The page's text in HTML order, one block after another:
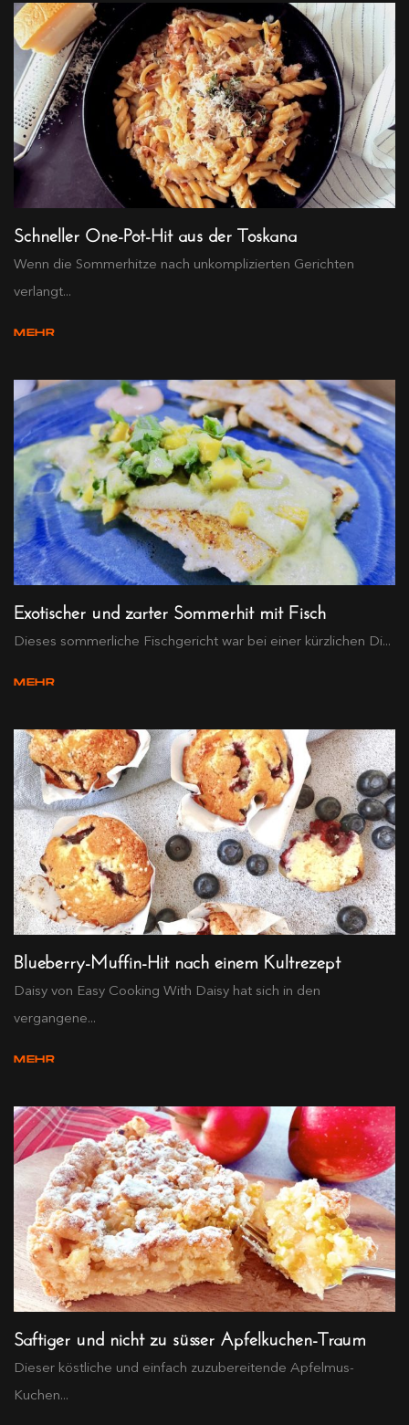
Schneller One-Pot-Hit aus der Toskana
Wenn die Sommerhitze nach unkomplizierten Gerichten
verlangt...
MEHR
Exotischer und zarter Sommerhit mit Fisch
Dieses sommerliche Fischgericht war bei einer kürzlichen Di...
MEHR
Blueberry-Muffin-Hit nach einem Kultrezept
Daisy von Easy Cooking With Daisy hat sich in den
vergangene...
MEHR
Saftiger und nicht zu süsser Apfelkuchen-Traum
Dieser köstliche und einfach zuzubereitende Apfelmus-
Kuchen...